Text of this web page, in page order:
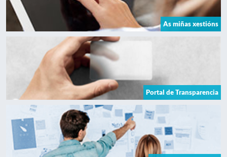
As miñas xestións
Portal de Transparencia